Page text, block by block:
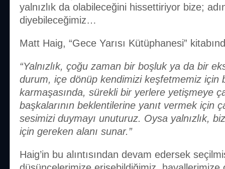
yalnızlık da olabileceğini hissettiriyor bize;
diyebileceğimiz…
Matt Haig, “Gece Yarısı Kütüphanesi”
“Yalnızlık, çoğu zaman bir boşluk ya da bir
durum, içe dönüp kendimizi keşfetmemiz için
karmaşasında, sürekli bir yerlere yetişmeye
başkalarının beklentilerine yanıt vermek için
sesimizi duymayı unuturuz. Oysa yalnızlık,
için gereken alanı sunar.”
Haig’in bu alıntısından devam edersek